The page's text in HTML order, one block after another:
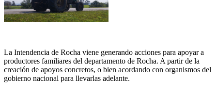
La Intendencia de Rocha viene generando acciones para apoyar a
productores familiares del departamento de Rocha. A partir de la
creación de apoyos concretos, o bien acordando con organismos del
gobierno nacional para llevarlas adelante.